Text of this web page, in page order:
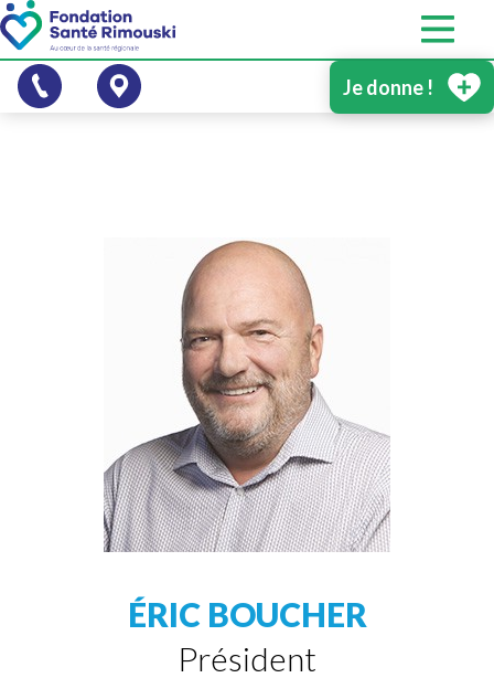
Je donne !
ÉRIC BOUCHER
Président